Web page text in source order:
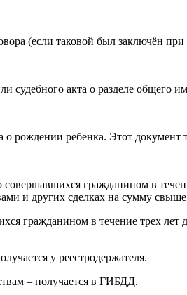
(если таковой был заключён при
судебного акта о разделе общего
о рождении ребенка. Этот
гражданином в
и других сделках на сумму
гражданином в течение трех
у реестродержателя.
– получается в ГИБДД.